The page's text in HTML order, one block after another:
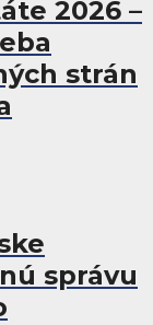
2026 –
strán
správu